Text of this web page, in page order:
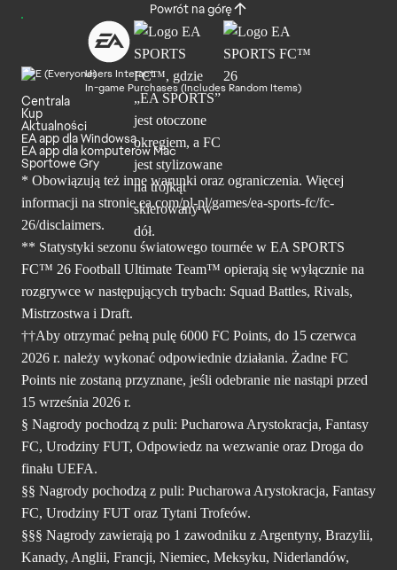
Powrót na górę
Users Interact
In-game Purchases (Includes Random Items)
Centrala
Kup
Aktualności
EA app dla Windowsa
EA app dla komputerów Mac
Sportowe Gry
* Obowiązują też inne warunki oraz ograniczenia. Więcej
informacji na stronie ea.com/pl-pl/games/ea-sports-fc/fc-
26/disclaimers.
** Statystyki sezonu światowego tournée w EA SPORTS
FC™ 26 Football Ultimate Team™ opierają się wyłącznie na
rozgrywce w następujących trybach: Squad Battles, Rivals,
Mistrzostwa i Draft.
††Aby otrzymać pełną pulę 6000 FC Points, do 15 czerwca
2026 r. należy wykonać odpowiednie działania. Żadne FC
Points nie zostaną przyznane, jeśli odebranie nie nastąpi przed
15 września 2026 r.
§ Nagrody pochodzą z puli: Pucharowa Arystokracja, Fantasy
FC, Urodziny FUT, Odpowiedz na wezwanie oraz Droga do
finału UEFA.
§§ Nagrody pochodzą z puli: Pucharowa Arystokracja, Fantasy
FC, Urodziny FUT oraz Tytani Trofeów.
§§§ Nagrody zawierają po 1 zawodniku z Argentyny, Brazylii,
Kanady, Anglii, Francji, Niemiec, Meksyku, Niderlandów,